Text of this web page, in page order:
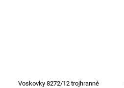
Voskovky 8272/12 trojhranné